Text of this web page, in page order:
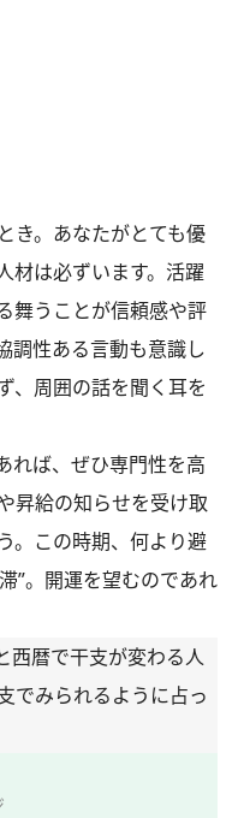
き。あなたがとても優
材は必ずいます。活躍
舞うことが信頼感や評
調性ある言動も意識し
、周囲の話を聞く耳を
れば、ぜひ専門性を高
昇給の知らせを受け取
。この時期、何より避
”。開運を望むのであれ
西暦で干支が変わる人
でみられるように占っ